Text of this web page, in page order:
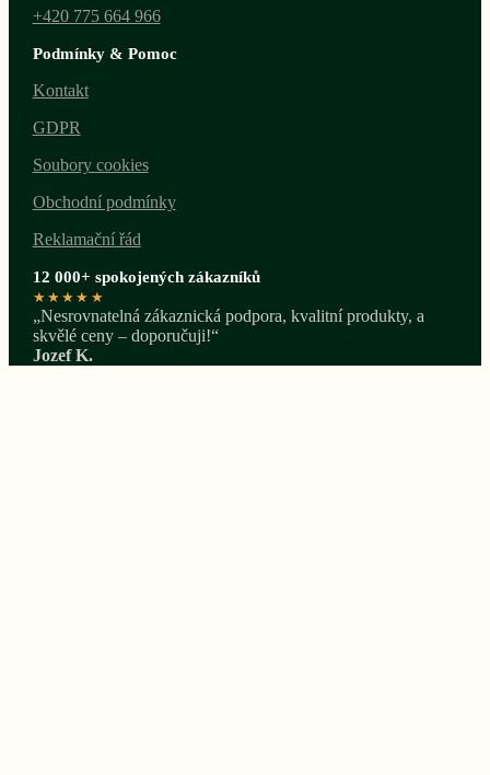
+420 775 664 966
Podmínky & Pomoc
Kontakt
GDPR
Soubory cookies
Obchodní podmínky
Reklamační řád
12 000+ spokojených zákazníků
★★★★★
„Nesrovnatelná zákaznická podpora, kvalitní produkty, a
skvělé ceny – doporučuji!“
Jozef K.